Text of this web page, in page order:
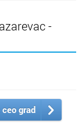
-
grad